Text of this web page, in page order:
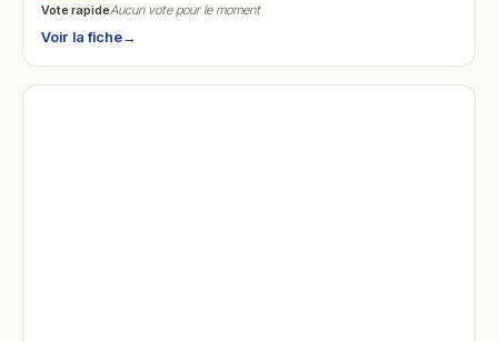
Vote rapideAucun vote pour le moment
Voir la fiche→